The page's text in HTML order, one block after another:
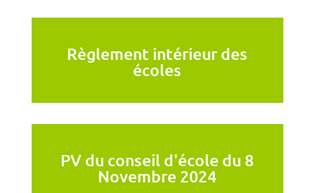
Règlement intérieur des
écoles
PV du conseil d'école du 8
Novembre 2024